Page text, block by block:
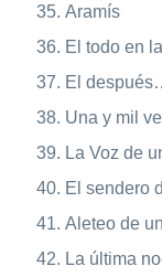
Aramís
El todo en
El
Una y mil
La Voz de
El sendero
Aleteo de
La última